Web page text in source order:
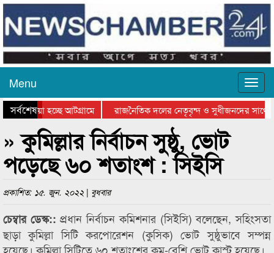
Menu
সর্বশেষ
যাওয়া হচ্ছে আটগ্রামে
রাজনৈতিক দলের নেতৃবৃন্দ ও সুধীজনদের সাথে
পুরস্কার বিতরণ সম্পন্ন
সিলেটে বাংলাদেশ গ্রুপ থিয়েটার ফেডারেশানের
» কুমিল্লার নির্বাচন সুষ্ঠু, ভোট
পড়েছে ৬০ শতাংশ : সিইসি
প্রকাশিত: ১৫. জুন. ২০২২ | বুধবার
চেম্বার ডেস্ক::প্রধান নির্বাচন কমিশনার (সিইসি) বলেছেন, সহিংসতা
ছাড়া কুমিল্লা সিটি করপোরেশন (কুসিক) ভোট সুষ্ঠুভাবে সম্পন্ন
হয়েছে। কুমিল্লা সিটিতে ৬০ শতাংশের কম-বেশি ভোট কাস্ট হয়েছে।